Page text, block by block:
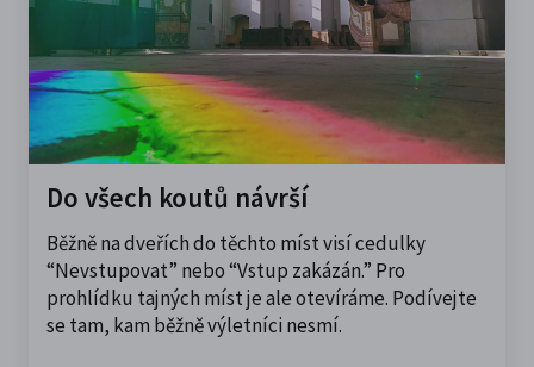
Do všech koutů návrší
Běžně na dveřích do těchto míst visí cedulky
“Nevstupovat” nebo “Vstup zakázán.” Pro
prohlídku tajných míst je ale otevíráme. Podívejte
se tam, kam běžně výletníci nesmí.